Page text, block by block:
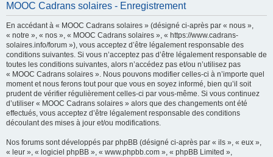
MOOC Cadrans solaires - Enregistrement
En accédant à « MOOC Cadrans solaires » (désigné ci-après par « nous »,
« notre », « nos », « MOOC Cadrans solaires », « https://www.cadrans-
solaires.info/forum »), vous acceptez d’être légalement responsable des
conditions suivantes. Si vous n’acceptez pas d’être légalement responsable de
toutes les conditions suivantes, alors n’accédez pas et/ou n’utilisez pas
« MOOC Cadrans solaires ». Nous pouvons modifier celles-ci à n’importe quel
moment et nous ferons tout pour que vous en soyez informé, bien qu’il soit
prudent de vérifier régulièrement celles-ci par vous-même. Si vous continuez
d’utiliser « MOOC Cadrans solaires » alors que des changements ont été
effectués, vous acceptez d’être légalement responsable des conditions
découlant des mises à jour et/ou modifications.
Nos forums sont développés par phpBB (désigné ci-après par « ils », « eux »,
« leur », « logiciel phpBB », « www.phpbb.com », « phpBB Limited »,